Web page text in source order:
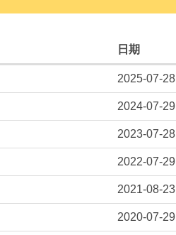
日期
2025-07-28
2024-07-29
2023-07-28
2022-07-29
2021-08-23
2020-07-29